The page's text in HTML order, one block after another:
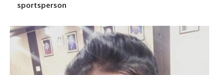
sportsperson